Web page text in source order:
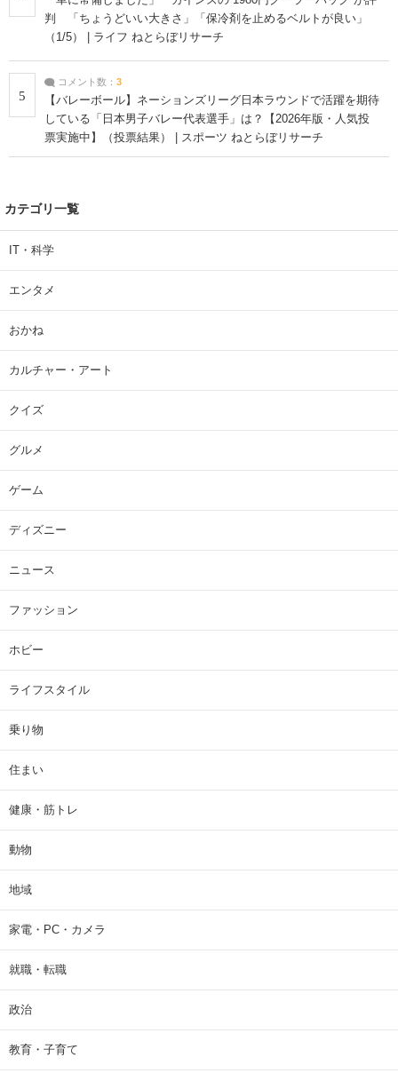
判 「ちょうどいい大きさ」「保冷剤を止めるベルトが良い」
（1/5） | ライフ ねとらぼリサーチ
5
コメント数： 3
【バレーボール】ネーションズリーグ日本ラウンドで活躍を期待
している「日本男子バレー代表選手」は？【2026年版・人気投
票実施中】（投票結果） | スポーツ ねとらぼリサーチ
カテゴリ一覧
IT・科学
エンタメ
おかね
カルチャー・アート
クイズ
グルメ
ゲーム
ディズニー
ニュース
ファッション
ホビー
ライフスタイル
乗り物
住まい
健康・筋トレ
動物
地域
家電・PC・カメラ
就職・転職
政治
教育・子育て